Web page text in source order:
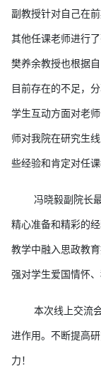
副教授针对自己在
其他任课老师进行
樊养余教授也根据
目前存在的不足，
学生互动方面对老
师对我院在研究生
些经验和肯定对任
冯晓毅副院长
精心准备和精彩的
教学中融入思政教
强对学生爱国情怀
本次线上交流
进作用。不断提高
力！